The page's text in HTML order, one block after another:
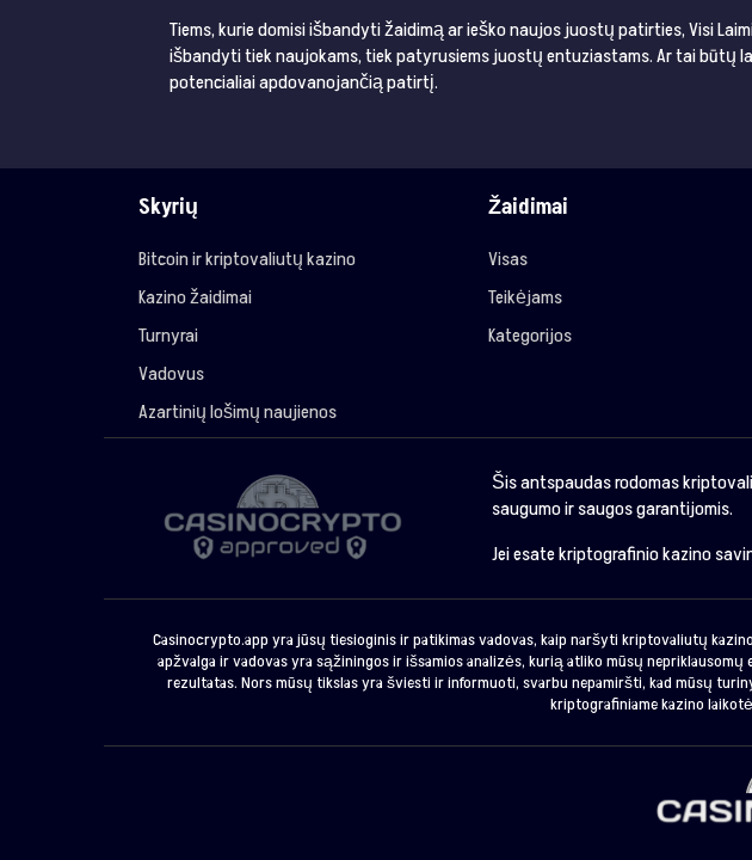
Tiems, kurie domisi išbandyti žaidimą ar ieško naujos juostų patirties, Visi
išbandyti tiek naujokams, tiek patyrusiems juostų entuziastams. Ar tai būtų
potencialiai apdovanojančią patirtį.
Skyrių
Bitcoin ir kriptovaliutų kazino
Kazino žaidimai
Turnyrai
Vadovus
Azartinių lošimų naujienos
Žaidimai
Visas
Teikėjams
Kategorijos
Šis antspaudas rodomas
saugumo ir saugos garantijomis.
Jei esate kriptografinio kazino
Casinocrypto.app yra jūsų tiesioginis ir patikimas vadovas, kaip naršyti kriptovaliutų
apžvalga ir vadovas yra sąžiningos ir išsamios analizės, kurią atliko mūsų
rezultatas. Nors mūsų tikslas yra šviesti ir informuoti, svarbu nepamiršti, kad mūsų
kriptografiniame kazino